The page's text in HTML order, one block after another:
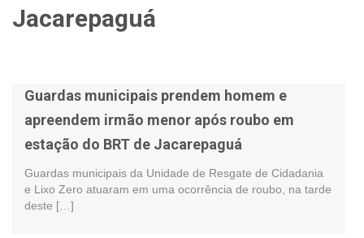
Jacarepaguá
Guardas municipais prendem homem e
apreendem irmão menor após roubo em
estação do BRT de Jacarepaguá
Guardas municipais da Unidade de Resgate de Cidadania
e Lixo Zero atuaram em uma ocorrência de roubo, na tarde
deste […]